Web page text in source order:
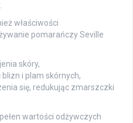
właściwości
pomarańczy Seville
skóry,
i plam skórnych,
się, redukując zmarszczki
wartości odżywczych